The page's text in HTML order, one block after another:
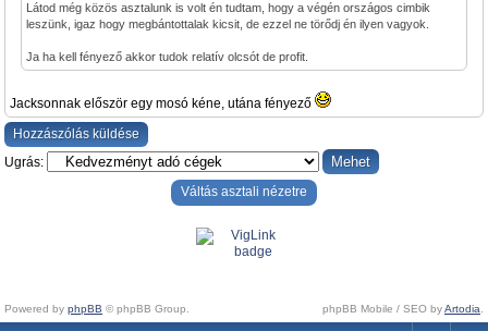
Látod még közös asztalunk is volt én tudtam, hogy a végén országos cimbik
leszünk, igaz hogy megbántottalak kicsit, de ezzel ne törődj én ilyen vagyok.
Ja ha kell fényező akkor tudok relatív olcsót de profit.
Jacksonnak először egy mosó kéne, utána fényező
Hozzászólás küldése
Ugrás:
Váltás asztali nézetre
Powered by phpBB © phpBB Group. phpBB Mobile / SEO byArtodia.